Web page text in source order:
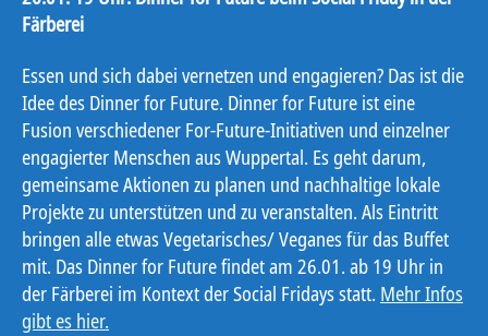
Färberei
Essen und sich dabei vernetzen und engagieren? Das ist die
Idee des Dinner for Future. Dinner for Future ist eine
Fusion verschiedener For-Future-Initiativen und einzelner
engagierter Menschen aus Wuppertal. Es geht darum,
gemeinsame Aktionen zu planen und nachhaltige lokale
Projekte zu unterstützen und zu veranstalten. Als Eintritt
bringen alle etwas Vegetarisches/ Veganes für das Buffet
mit. Das Dinner for Future findet am 26.01. ab 19 Uhr in
der Färberei im Kontext der Social Fridays statt. Mehr Infos
gibt es hier.